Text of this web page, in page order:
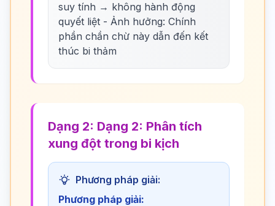
suy tính → không hành động
quyết liệt - Ảnh hưởng: Chính
phần chần chừ này dẫn đến kết
thúc bi thảm
Dạng 2: Dạng 2: Phân tích
xung đột trong bi kịch
Phương pháp giải:
Phương pháp giải: